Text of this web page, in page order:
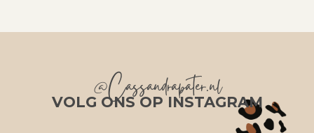
@Cassandrapater.nl
VOLG ONS OP INSTAGRAM